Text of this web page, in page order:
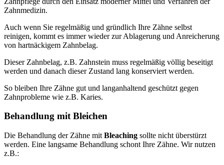
Zahnmedizin.
Auch wenn Sie regelmäßig und gründlich Ihre Zähne selbst
reinigen, kommt es immer wieder zur Ablagerung und Anreicherung
von hartnäckigem Zahnbelag.
Dieser Zahnbelag, z.B. Zahnstein muss regelmäßig völlig beseitigt
werden und danach dieser Zustand lang konserviert werden.
So bleiben Ihre Zähne gut und langanhaltend geschützt gegen
Zahnprobleme wie z.B. Karies.
Behandlung mit Bleichen
Die Behandlung der Zähne mit Bleaching sollte nicht überstürzt
werden. Eine langsame Behandlung schont Ihre Zähne. Wir nutzen
z.B.: